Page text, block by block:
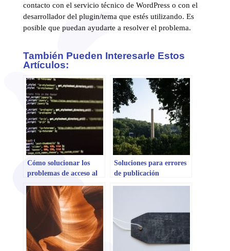
contacto con el servicio técnico de WordPress o con el
desarrollador del plugin/tema que estés utilizando. Es
posible que puedan ayudarte a resolver el problema.
También Pueden Interesarle Estos
Artículos:
Cómo solucionar los
problemas de acceso al
panel de control de
WordPress
Soluciones para errores
de publicación